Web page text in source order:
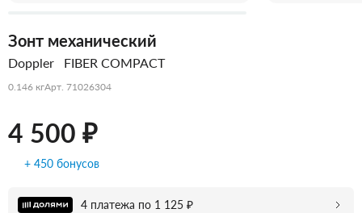
Зонт механический
Doppler FIBER COMPACT
0.146 кгАрт. 71026304
4 500 ₽
+ 450 бонусов
4 платежа по 1 125 ₽